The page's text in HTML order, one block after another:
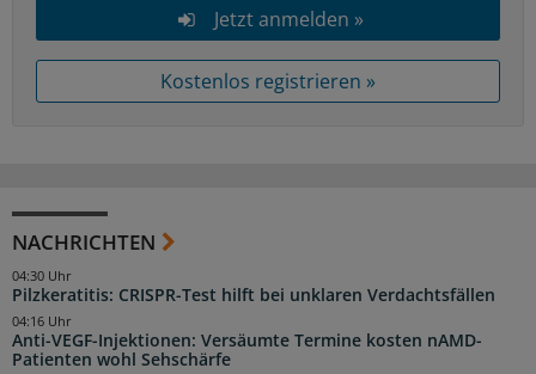
Jetzt anmelden »
Kostenlos registrieren »
NACHRICHTEN
Pilzkeratitis: CRISPR-Test hilft bei unklaren Verdachtsfällen
04:30 Uhr
Anti-VEGF-Injektionen: Versäumte Termine kosten nAMD-
Patienten wohl Sehschärfe
04:16 Uhr